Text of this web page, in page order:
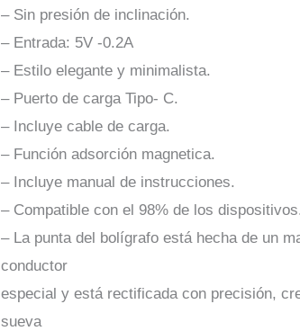
– Sin presión de inclinación.
– Entrada: 5V -0.2A
– Estilo elegante y minimalista.
– Puerto de carga Tipo- C.
– Incluye cable de carga.
– Función adsorción magnetica.
– Incluye manual de instrucciones.
– Compatible con el 98% de los dispositivos.
– La punta del bolígrafo está hecha de un
conductor
especial y está rectificada con precisión,
sueva